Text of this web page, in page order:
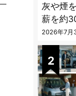
灰や煙
薪を約
も美し
2026年7月